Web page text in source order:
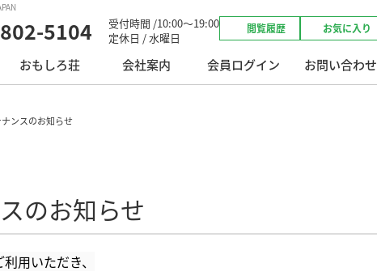
5104
受付時間 /10:00～19:00
定休日 / 水曜日
閲覧履歴 お気に入り
おもしろ荘 会社案内 会員ログイン お問い合わせ
ンスのお知らせ
のお知らせ
用いただき、